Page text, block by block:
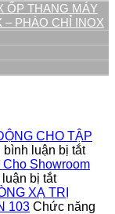
ỐP THANG MÁY
– PHÀO CHỈ INOX
CHO TẬP
luận bị tắtở
DỰ
ĐẶT
Showroom
bị tắtở
Dự
Án
XẠ TRỊ
103 Chức năng